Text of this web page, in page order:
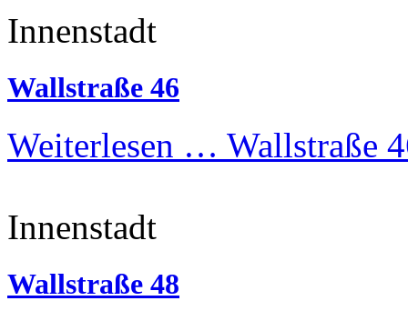
Innenstadt
Wallstraße 46
Weiterlesen … Wallstraße
Innenstadt
Wallstraße 48